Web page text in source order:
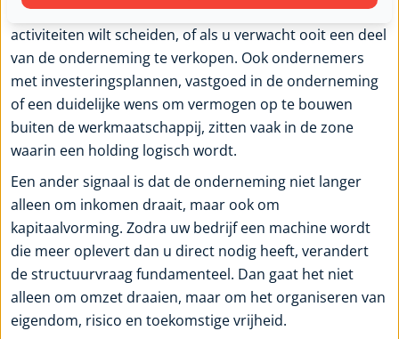
aansprakelijkheidsrisico in beeld is, als u meerdere
activiteiten wilt scheiden, of als u verwacht ooit een deel
van de onderneming te verkopen. Ook ondernemers
met investeringsplannen, vastgoed in de onderneming
of een duidelijke wens om vermogen op te bouwen
buiten de werkmaatschappij, zitten vaak in de zone
waarin een holding logisch wordt.
Een ander signaal is dat de onderneming niet langer
alleen om inkomen draait, maar ook om
kapitaalvorming. Zodra uw bedrijf een machine wordt
die meer oplevert dan u direct nodig heeft, verandert
de structuurvraag fundamenteel. Dan gaat het niet
alleen om omzet draaien, maar om het organiseren van
eigendom, risico en toekomstige vrijheid.